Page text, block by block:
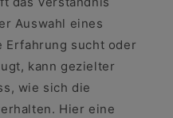
Auswahl eines
Erfahrung sucht oder
kann gezielter
wie sich die
Hier eine